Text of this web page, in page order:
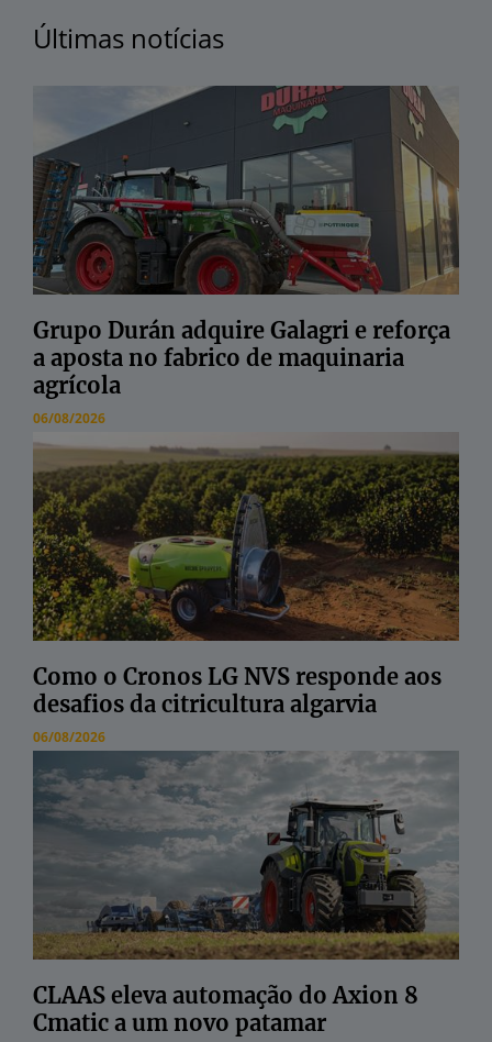
Últimas notícias
Grupo Durán adquire Galagri e reforça
a aposta no fabrico de maquinaria
agrícola
06/08/2026
Como o Cronos LG NVS responde aos
desafios da citricultura algarvia
06/08/2026
CLAAS eleva automação do Axion 8
Cmatic a um novo patamar